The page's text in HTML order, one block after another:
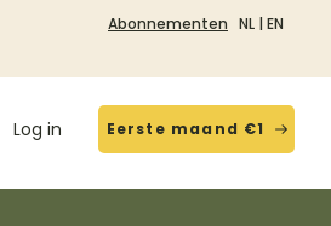
Abonnementen NL | EN
Log in Eerste maand €1